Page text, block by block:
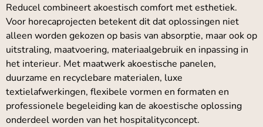
Reducel combineert akoestisch comfort met esthetiek.
Voor horecaprojecten betekent dit dat oplossingen niet
alleen worden gekozen op basis van absorptie, maar ook op
uitstraling, maatvoering, materiaalgebruik en inpassing in
het interieur. Met maatwerk akoestische panelen,
duurzame en recyclebare materialen, luxe
textielafwerkingen, flexibele vormen en formaten en
professionele begeleiding kan de akoestische oplossing
onderdeel worden van het hospitalityconcept.